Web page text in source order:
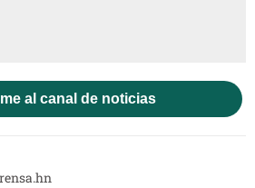
al canal de noticias